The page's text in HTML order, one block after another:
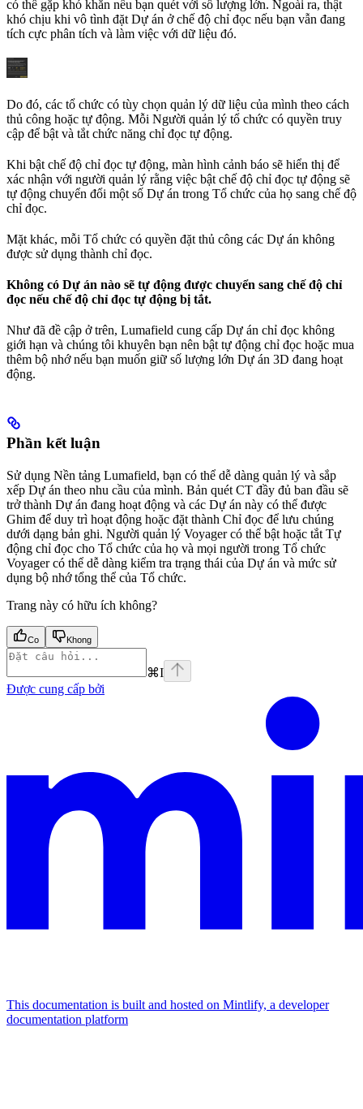
có thể gặp khó khăn nếu bạn quét với số lượng lớn. Ngoài ra, thật
khó chịu khi vô tình đặt Dự án ở chế độ chỉ đọc nếu bạn vẫn đang
tích cực phân tích và làm việc với dữ liệu đó.
Do đó, các tổ chức có tùy chọn quản lý dữ liệu của mình theo cách
thủ công hoặc tự động. Mỗi Người quản lý tổ chức có quyền truy
cập để bật và tắt chức năng chỉ đọc tự động.
Khi bật chế độ chỉ đọc tự động, màn hình cảnh báo sẽ hiển thị để
xác nhận với người quản lý rằng việc bật chế độ chỉ đọc tự động sẽ
tự động chuyển đổi một số Dự án trong Tổ chức của họ sang chế độ
chỉ đọc.
Mặt khác, mỗi Tổ chức có quyền đặt thủ công các Dự án không
được sử dụng thành chỉ đọc.
Không có Dự án nào sẽ tự động được chuyển sang chế độ chỉ
đọc nếu chế độ chỉ đọc tự động bị tắt.
Như đã đề cập ở trên, Lumafield cung cấp Dự án chỉ đọc không
giới hạn và chúng tôi khuyên bạn nên bật tự động chỉ đọc hoặc mua
thêm bộ nhớ nếu bạn muốn giữ số lượng lớn Dự án 3D đang hoạt
động.
Phần kết luận
Sử dụng Nền tảng Lumafield, bạn có thể dễ dàng quản lý và sắp
xếp Dự án theo nhu cầu của mình. Bản quét CT đầy đủ ban đầu sẽ
trở thành Dự án đang hoạt động và các Dự án này có thể được
Ghim để duy trì hoạt động hoặc đặt thành Chỉ đọc để lưu chúng
dưới dạng bản ghi. Người quản lý Voyager có thể bật hoặc tắt Tự
động chỉ đọc cho Tổ chức của họ và mọi người trong Tổ chức
Voyager có thể dễ dàng kiểm tra trạng thái của Dự án và mức sử
dụng bộ nhớ tổng thể của Tổ chức.
Trang này có hữu ích không?
Co Khong
⌘I
Được cung cấp bởi
This documentation is built and hosted on Mintlify, a developer
documentation platform